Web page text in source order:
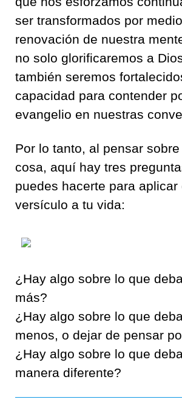
ser transformados por
renovación de nuestra
no solo glorificaremos a
también seremos
capacidad para contender
evangelio en nuestras
Por lo tanto, al pensar
cosa, aquí hay tres
puedes hacerte para aplicar
versículo a tu vida:
¿Hay algo sobre lo que
más?
¿Hay algo sobre lo que
menos, o dejar de pensar
¿Hay algo sobre lo que
manera diferente?